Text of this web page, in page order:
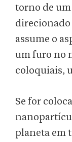
torno de
direcionado
assume o
um furo no
coloquiais,
Se for
planeta em